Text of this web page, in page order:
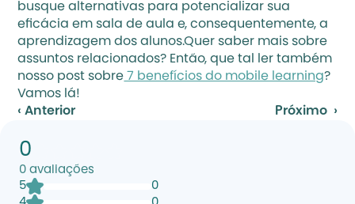
busque alternativas para potencializar sua
eficácia em sala de aula e, consequentemente, a
aprendizagem dos alunos.Quer saber mais sobre
assuntos relacionados? Então, que tal ler também
nosso post sobre 7 benefícios do mobile learning?
Vamos lá!
‹ Anterior
Próximo  ›
0
0 avaliações
5
0